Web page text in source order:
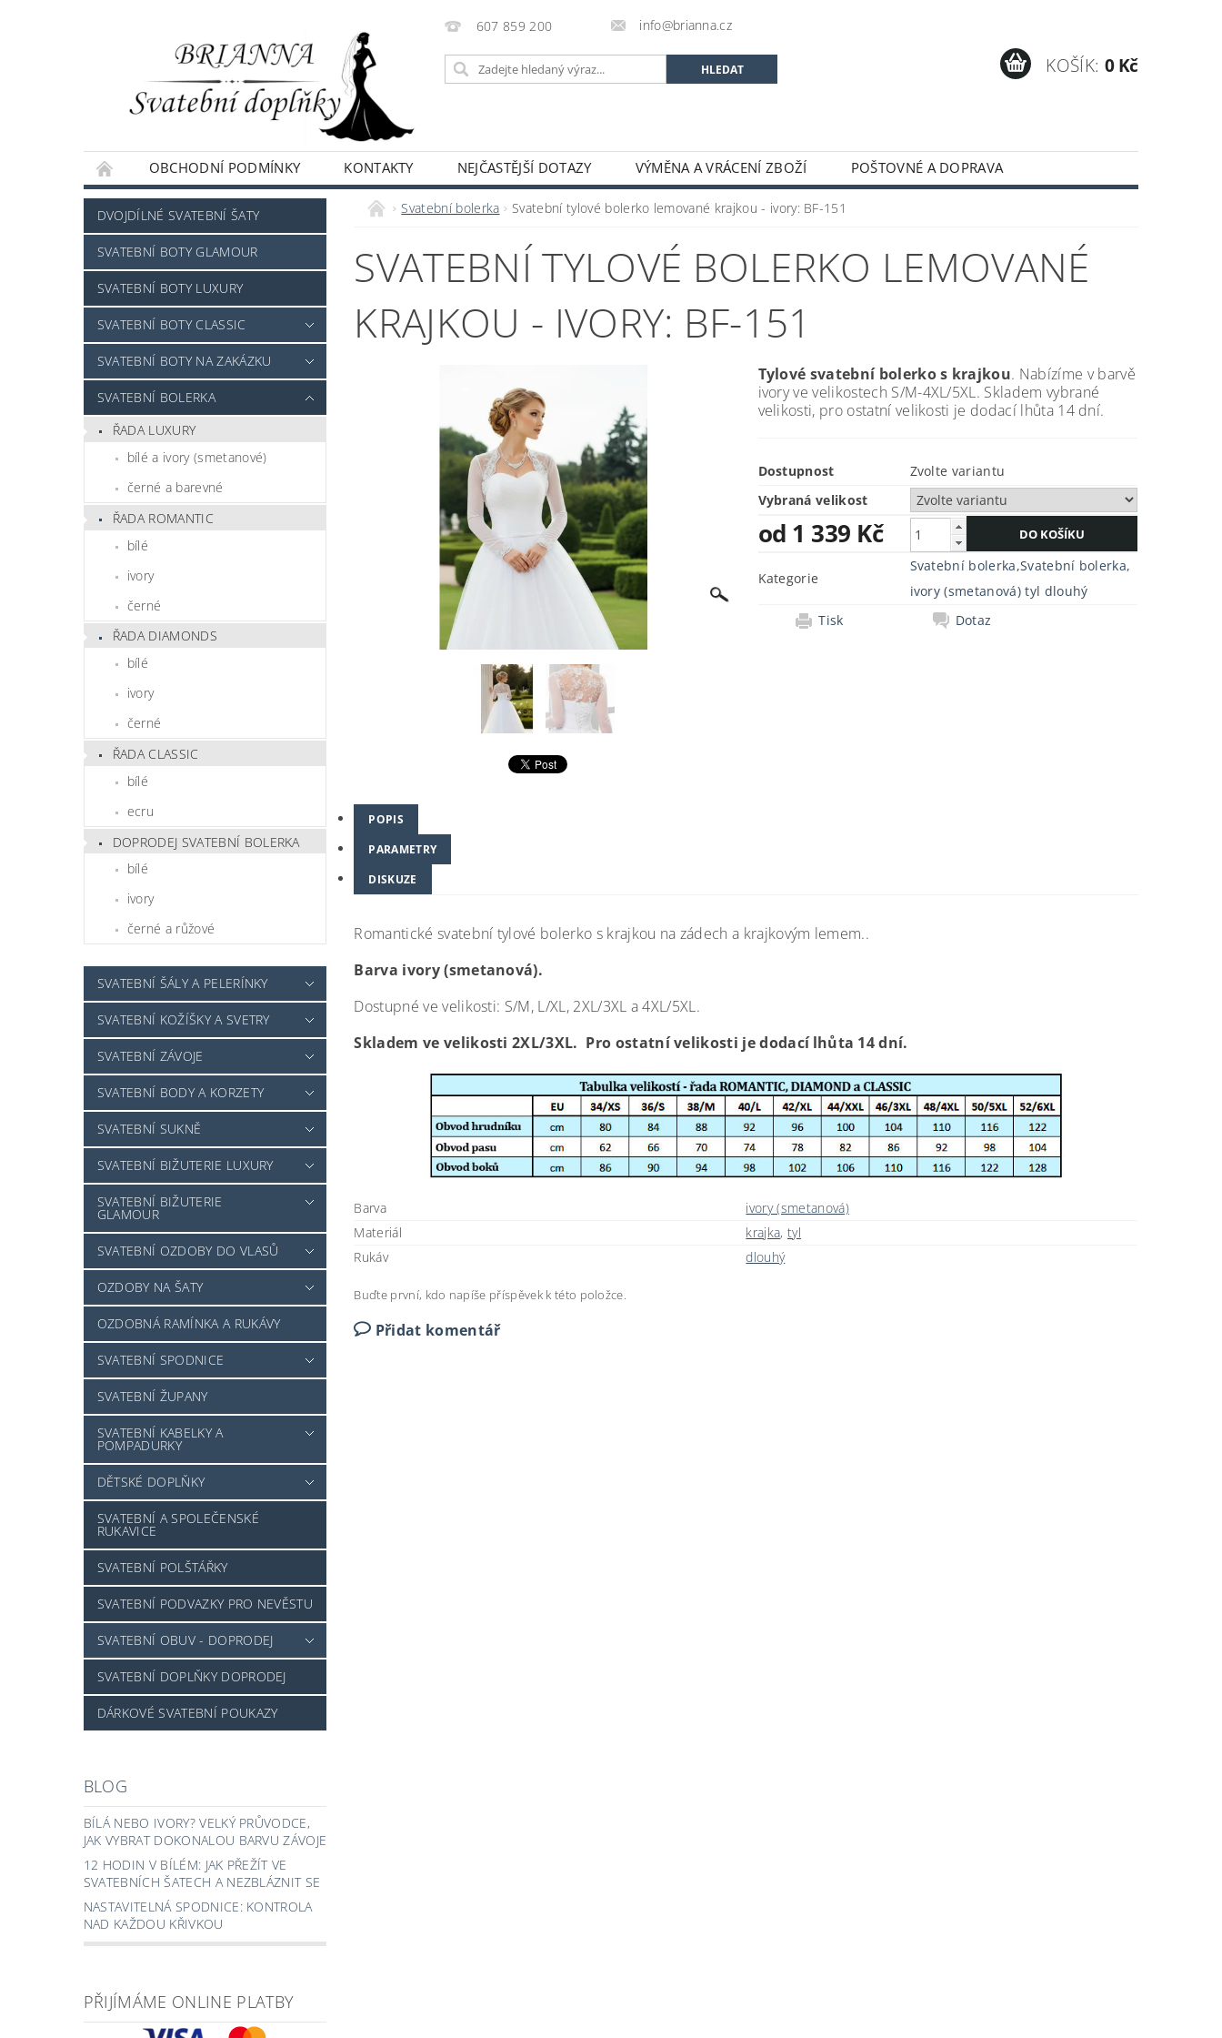
607 859 200 info@brianna.cz
KOŠÍK: 0 Kč
OBCHODNÍ PODMÍNKY KONTAKTY NEJČASTĚJŠÍ DOTAZY VÝMĚNA A VRÁCENÍ ZBOŽÍ
POŠTOVNÉ A DOPRAVA
NAPIŠTE NÁM
DVOJDÍLNÉ SVATEBNÍ ŠATY
SVATEBNÍ BOTY GLAMOUR
SVATEBNÍ BOTY LUXURY
SVATEBNÍ BOTY CLASSIC
SVATEBNÍ BOTY NA ZAKÁZKU
SVATEBNÍ BOLERKA
ŘADA LUXURY
bílé a ivory (smetanové)
černé a barevné
ŘADA ROMANTIC
bílé
ivory
černé
ŘADA DIAMONDS
bílé
ivory
černé
ŘADA CLASSIC
bílé
ecru
DOPRODEJ SVATEBNÍ BOLERKA
bílé
ivory
černé a růžové
SVATEBNÍ ŠÁLY A PELERÍNKY
SVATEBNÍ KOŽÍŠKY A SVETRY
SVATEBNÍ ZÁVOJE
SVATEBNÍ BODY A KORZETY
SVATEBNÍ SUKNĚ
SVATEBNÍ BIŽUTERIE LUXURY
SVATEBNÍ BIŽUTERIE
GLAMOUR
SVATEBNÍ OZDOBY DO VLASŮ
OZDOBY NA ŠATY
OZDOBNÁ RAMÍNKA A RUKÁVY
SVATEBNÍ SPODNICE
SVATEBNÍ ŽUPANY
SVATEBNÍ KABELKY A
POMPADURKY
DĚTSKÉ DOPLŇKY
SVATEBNÍ A SPOLEČENSKÉ
RUKAVICE
SVATEBNÍ POLŠTÁŘKY
SVATEBNÍ PODVAZKY PRO NEVĚSTU
SVATEBNÍ OBUV - DOPRODEJ
SVATEBNÍ DOPLŇKY DOPRODEJ
DÁRKOVÉ SVATEBNÍ POUKAZY
BLOG
BÍLÁ NEBO IVORY? VELKÝ PRŮVODCE,
JAK VYBRAT DOKONALOU BARVU ZÁVOJE
12 HODIN V BÍLÉM: JAK PŘEŽÍT VE
SVATEBNÍCH ŠATECH A NEZBLÁZNIT SE
NASTAVITELNÁ SPODNICE: KONTROLA
NAD KAŽDOU KŘIVKOU
PŘIJÍMÁME ONLINE PLATBY
Svatební bolerka Svatební tylové bolerko lemované krajkou - ivory: BF-151
SVATEBNÍ TYLOVÉ BOLERKO LEMOVANÉ
KRAJKOU - IVORY: BF-151
Tylové svatební bolerko s krajkou. Nabízíme v barvě
ivory ve velikostech S/M-4XL/5XL. Skladem vybrané
velikosti, pro ostatní velikosti je dodací lhůta 14 dní.
Dostupnost
Zvolte variantu
Vybraná velikost
od 1 339 Kč
Kategorie
Svatební bolerka,Svatební bolerka,
ivory (smetanová) tyl dlouhý
Tisk
Dotaz
POPIS
PARAMETRY
DISKUZE
Romantické svatební tylové bolerko s krajkou na zádech a krajkovým lemem..
Barva ivory (smetanová).
Dostupné ve velikosti: S/M, L/XL, 2XL/3XL a 4XL/5XL.
Skladem ve velikosti 2XL/3XL. Pro ostatní velikosti je dodací lhůta 14 dní.
Barva
ivory (smetanová)
Materiál
krajka, tyl
Rukáv
dlouhý
Buďte první, kdo napíše příspěvek k této položce.
Přidat komentář